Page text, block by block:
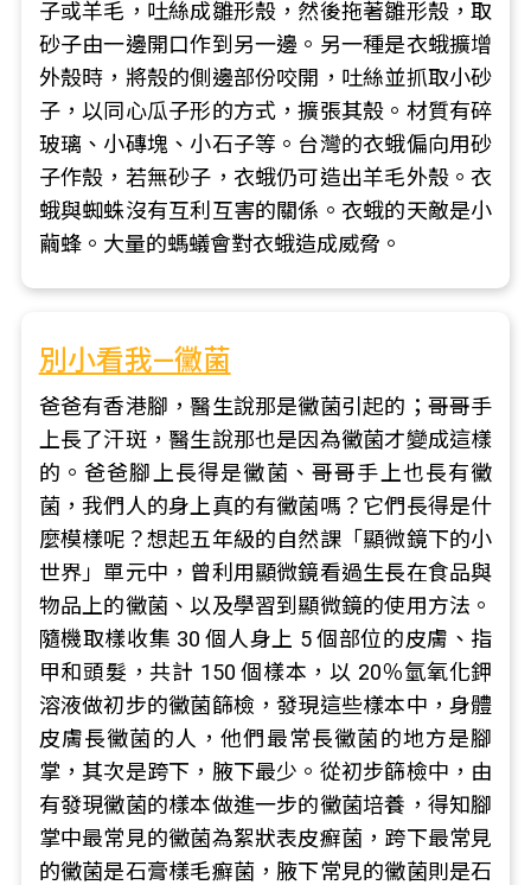
子或羊毛，吐絲成雛形殼，然後拖著雛形殼，取
砂子由一邊開口作到另一邊。另一種是衣蛾擴增
外殼時，將殼的側邊部份咬開，吐絲並抓取小砂
子，以同心瓜子形的方式，擴張其殼。材質有碎
玻璃、小磚塊、小石子等。台灣的衣蛾偏向用砂
子作殼，若無砂子，衣蛾仍可造出羊毛外殼。衣
蛾與蜘蛛沒有互利互害的關係。衣蛾的天敵是小
繭蜂。大量的螞蟻會對衣蛾造成威脅。
別小看我—黴菌
爸爸有香港腳，醫生說那是黴菌引起的；哥哥手
上長了汗斑，醫生說那也是因為黴菌才變成這樣
的。爸爸腳上長得是黴菌、哥哥手上也長有黴
菌，我們人的身上真的有黴菌嗎？它們長得是什
麼模樣呢？想起五年級的自然課「顯微鏡下的小
世界」單元中，曾利用顯微鏡看過生長在食品與
物品上的黴菌、以及學習到顯微鏡的使用方法。
隨機取樣收集 30 個人身上 5 個部位的皮膚、指
甲和頭髮，共計 150 個樣本，以 20％氫氧化鉀
溶液做初步的黴菌篩檢，發現這些樣本中，身體
皮膚長黴菌的人，他們最常長黴菌的地方是腳
掌，其次是跨下，腋下最少。從初步篩檢中，由
有發現黴菌的樣本做進一步的黴菌培養，得知腳
掌中最常見的黴菌為絮狀表皮癬菌，跨下最常見
的黴菌是石膏樣毛癬菌，腋下常見的黴菌則是石